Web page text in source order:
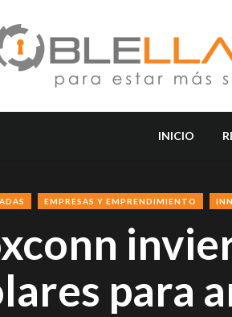
INICIO
EMPRESAS Y EMPRENDIMIENTO
para